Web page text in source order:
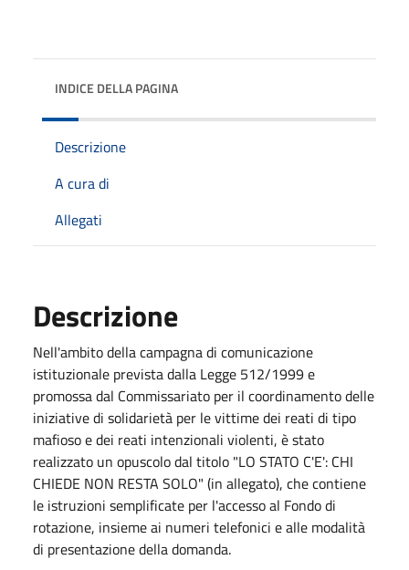
INDICE DELLA PAGINA
Descrizione
A cura di
Allegati
Descrizione
Nell'ambito della campagna di comunicazione
istituzionale prevista dalla Legge 512/1999 e
promossa dal Commissariato per il coordinamento delle
iniziative di solidarietà per le vittime dei reati di tipo
mafioso e dei reati intenzionali violenti, è stato
realizzato un opuscolo dal titolo "LO STATO C'E': CHI
CHIEDE NON RESTA SOLO" (in allegato), che contiene
le istruzioni semplificate per l'accesso al Fondo di
rotazione, insieme ai numeri telefonici e alle modalità
di presentazione della domanda.